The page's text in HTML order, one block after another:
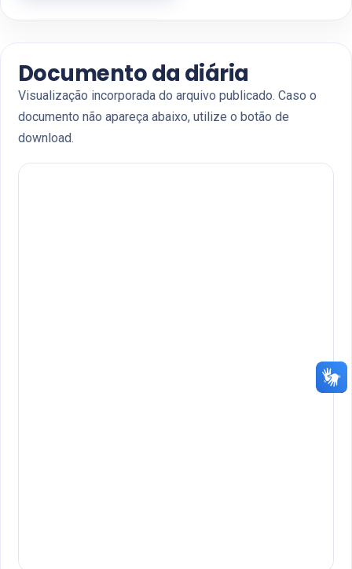
Documento da diária
Visualização incorporada do arquivo publicado. Caso o
documento não apareça abaixo, utilize o botão de
download.